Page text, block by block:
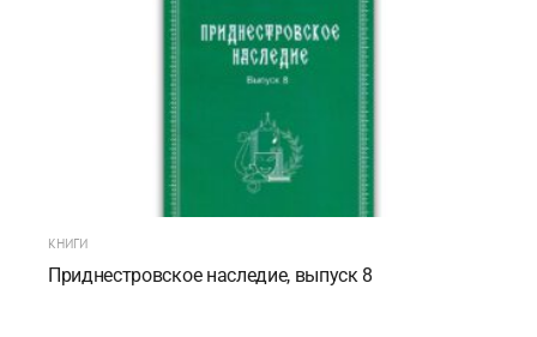
КНИГИ
Приднестровское наследие, выпуск 8